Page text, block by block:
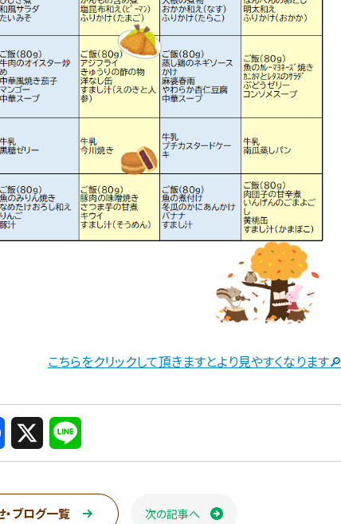
こちらをクリックして頂きますとより見やすくなります🔎
L
i
n
・ブログ一覧 次の記事へ